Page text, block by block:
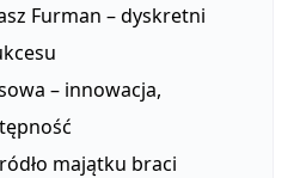
Furman – dyskretni
– innowacja,
majątku braci